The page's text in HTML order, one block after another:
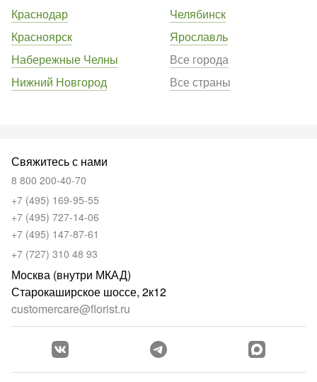
Краснодар
Красноярск
Набережные Челны
Нижний Новгород
Челябинск
Ярославль
Все города
Все страны
Свяжитесь с нами
8 800 200-40-70
+7 (495) 169-95-55
+7 (495) 727-14-06
+7 (495) 147-87-61
+7 (727) 310 48 93
Москва (внутри МКАД)
Старокаширское шоссе, 2к12
customercare@florist.ru